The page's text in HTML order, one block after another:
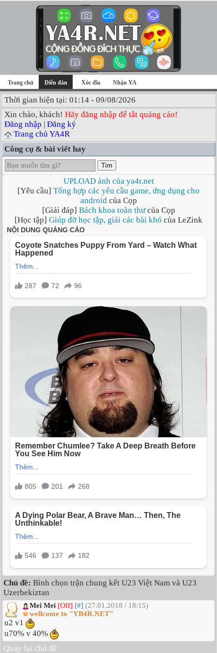
Trang chủ Diễn đàn Xóc đĩa Nhận YA
Thời gian hiện tại: 01:14 - 09/08/2026
Xin chào, khách! Hãy đăng nhập để tắt quảng cáo!
Đăng nhập | Đăng ký
Trang chủ YA4R
Công cụ & bài viết hay
Tìm
UPLOAD ảnh của ya4r.net
[Yêu cầu] Tổng hợp các yêu cầu game, ứng dụng cho
androidcủa Cọp
[Giải đáp] Bách khoa toàn thưcủa Cọp
[Học tập] Giúp đỡ học tập, giải các bài khó của LeZink
Chủ đề: Bình chọn trận chung kết U23 Việt Nam và U23
Uzerbekiztan
Mei Mei [Off] [#] (27.01.2018 / 18:15)
wellcome to "YB4R.NET"
u2 v1
u70% v 40%
Quay lại chủ đề